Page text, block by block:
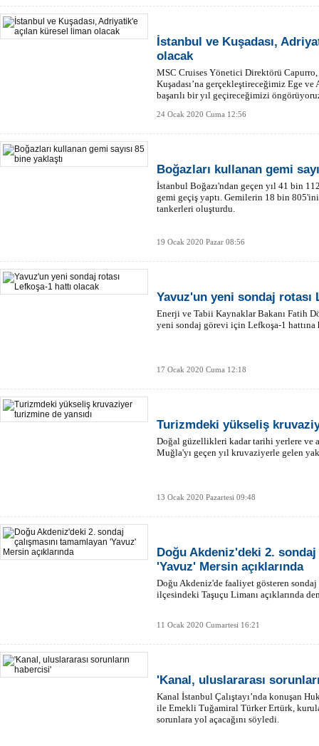
İstanbul ve Kuşadası,
olacak
MSC Cruises Yönetici Direktörü
Kuşadası’na gerçekleştireceğimiz Ege
başarılı bir yıl geçireceğimizi
24 Ocak 2020 Cuma 12:56
Boğazları kullanan gemi
İstanbul Boğazı'ndan geçen yıl 41 bin
gemi geçiş yaptı. Gemilerin 18 bin
tankerleri oluşturdu.
19 Ocak 2020 Pazar 08:56
Yavuz'un yeni sondaj rotası
Enerji ve Tabii Kaynaklar Bakanı Fatih
yeni sondaj görevi için Lefkoşa-1 hattına
17 Ocak 2020 Cuma 12:18
Turizmdeki yükseliş
Doğal güzellikleri kadar tarihi yerlere ve
Muğla'yı geçen yıl kruvaziyerle gelen
13 Ocak 2020 Pazartesi 09:48
Doğu Akdeniz'deki 2. sondaj
'Yavuz' Mersin açıklarında
Doğu Akdeniz'de faaliyet gösteren
ilçesindeki Taşuçu Limanı açıklarında
11 Ocak 2020 Cumartesi 16:21
'Kanal, uluslararası
Kanal İstanbul Çalıştayı’nda konuşan
ile Emekli Tuğamiral Türker Ertürk,
sorunlara yol açacağını söyledi.